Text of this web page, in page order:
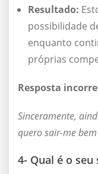
Resultado:
possibilidade
enquanto
próprias
Resposta
Sinceramente,
quero sair-me
4- Qual é o